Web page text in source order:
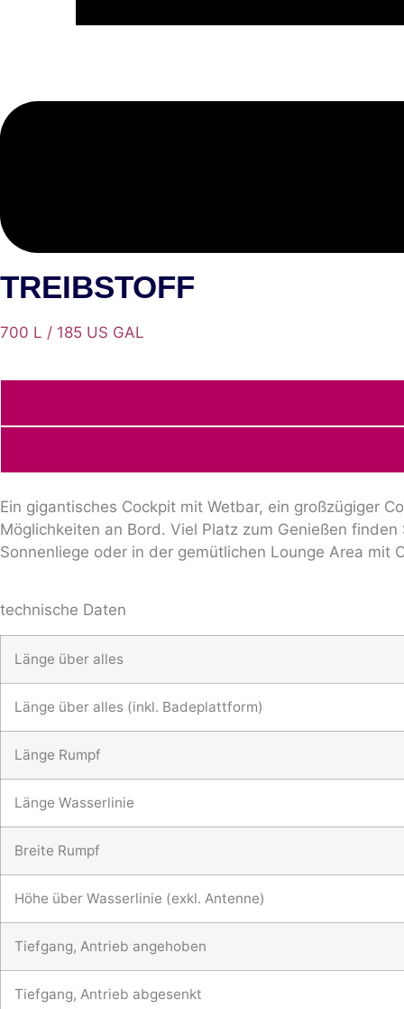
TREIBSTOFF
700 L / 185 US GAL
Ein gigantisches Cockpit mit Wetbar, ein großzügiger
Möglichkeiten an Bord. Viel Platz zum Genießen
Sonnenliege oder in der gemütlichen Lounge Area mit
technische Daten
Länge über alles
Länge über alles (inkl. Badeplattform)
Länge Rumpf
Länge Wasserlinie
Breite Rumpf
Höhe über Wasserlinie (exkl. Antenne)
Tiefgang, Antrieb angehoben
Tiefgang, Antrieb abgesenkt